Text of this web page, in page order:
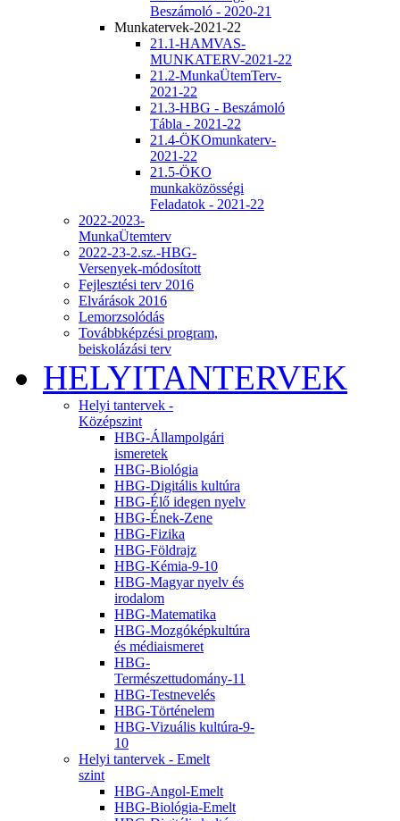
Beszámoló - 2020-21
Munkatervek-2021-22
21.1-HAMVAS-
MUNKATERV-2021-22
21.2-MunkaÜtemTerv-
2021-22
21.3-HBG - Beszámoló
Tábla - 2021-22
21.4-ÖKOmunkaterv-
2021-22
21.5-ÖKO
munkaközösségi
Feladatok - 2021-22
2022-2023-
MunkaÜtemterv
2022-23-2.sz.-HBG-
Versenyek-módosított
Fejlesztési terv 2016
Elvárások 2016
Lemorzsolódás
Továbbképzési program,
beiskolázási terv
HELYITANTERVEK
Helyi tantervek -
Középszint
HBG-Állampolgári
ismeretek
HBG-Biológia
HBG-Digitális kultúra
HBG-Élő idegen nyelv
HBG-Ének-Zene
HBG-Fizika
HBG-Földrajz
HBG-Kémia-9-10
HBG-Magyar nyelv és
irodalom
HBG-Matematika
HBG-Mozgóképkultúra
és médiaismeret
HBG-
Természettudomány-11
HBG-Testnevelés
HBG-Történelem
HBG-Vizuális kultúra-9-
10
Helyi tantervek - Emelt
szint
HBG-Angol-Emelt
HBG-Biológia-Emelt